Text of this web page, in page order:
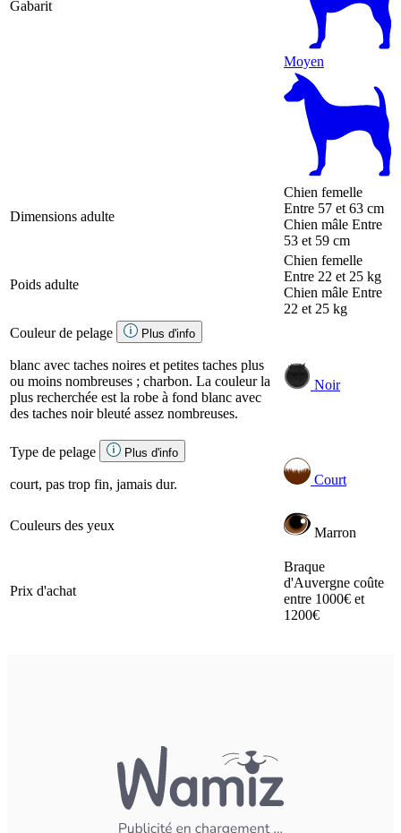
Gabarit
Moyen
Dimensions adulte
Chien femelle
Entre 57 et 63 cm
Chien mâle Entre
53 et 59 cm
Poids adulte
Chien femelle
Entre 22 et 25 kg
Chien mâle Entre
22 et 25 kg
Couleur de pelage
Plus d'info
blanc avec taches noires et petites taches plus
ou moins nombreuses ; charbon. La couleur la
plus recherchée est la robe à fond blanc avec
des taches noir bleuté assez nombreuses.
Noir
Type de pelage Plus d'info
court, pas trop fin, jamais dur. Court
Couleurs des yeux Marron
Prix d'achat
Braque
d'Auvergne coûte
entre 1000€ et
1200€